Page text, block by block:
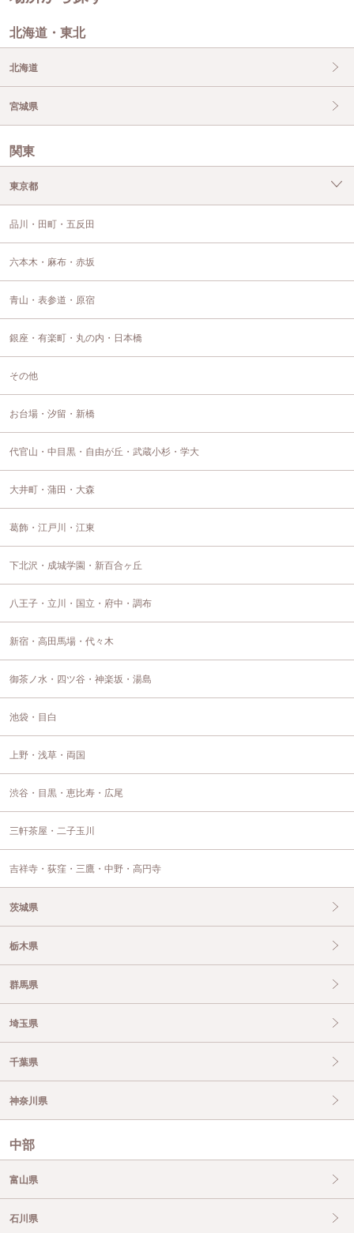
北海道・東北
北海道
宮城県
関東
東京都
品川・田町・五反田
六本木・麻布・赤坂
青山・表参道・原宿
銀座・有楽町・丸の内・日本橋
その他
お台場・汐留・新橋
代官山・中目黒・自由が丘・武蔵小杉・学大
大井町・蒲田・大森
葛飾・江戸川・江東
下北沢・成城学園・新百合ヶ丘
八王子・立川・国立・府中・調布
新宿・高田馬場・代々木
御茶ノ水・四ツ谷・神楽坂・湯島
池袋・目白
上野・浅草・両国
渋谷・目黒・恵比寿・広尾
三軒茶屋・二子玉川
吉祥寺・荻窪・三鷹・中野・高円寺
茨城県
栃木県
群馬県
埼玉県
千葉県
神奈川県
中部
富山県
石川県